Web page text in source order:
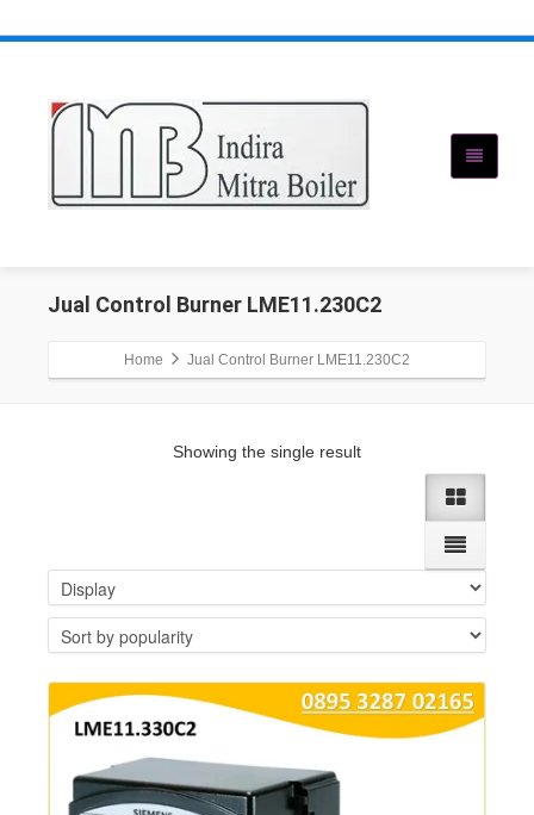
Jual Control Burner LME11.230C2
Home Jual Control Burner LME11.230C2
Showing the single result
Details